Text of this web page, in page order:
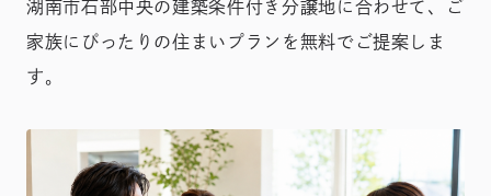
湖南市石部中央の建築条件付き分譲地に合わせて、ご
家族にぴったりの住まいプランを無料でご提案しま
す。